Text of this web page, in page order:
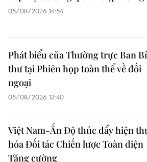
05/08/2026 14:54
Phát biểu của Thường trực Ban Bí
thư tại Phiên họp toàn thể về đối
ngoại
05/08/2026 13:40
Việt Nam-Ấn Độ thúc đẩy hiện
hóa Đối tác Chiến lược Toàn diện
Tăng cường